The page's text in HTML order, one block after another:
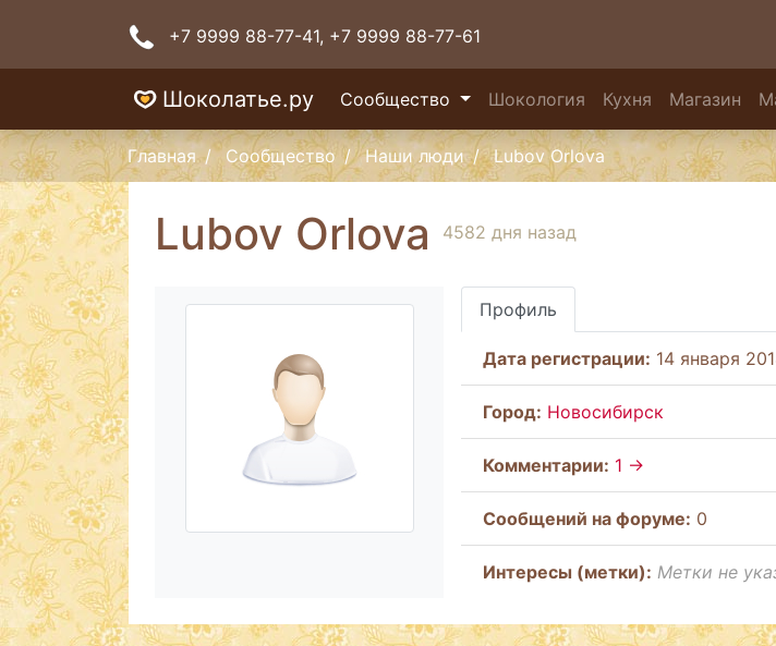
+7 9999 88-77-41, +7 9999 88-77-61
Шоколатье.ру Сообщество Шокология Кухня Магазин
Главная Сообщество Наши люди Lubov Orlova
Lubov Orlova 4582 дня назад
Профиль
Дата регистрации: 14 января
Город: Новосибирск
Комментарии: 1 →
Cообщений на форуме: 0
Интересы (метки): Метки не